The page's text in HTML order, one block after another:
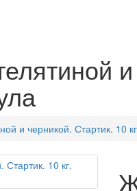
и черникой. Стартик. 10